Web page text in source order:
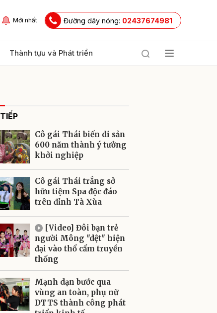
Mới nhất Đường dây nóng: 02437674981
Thành tựu và Phát triển
Cô gái Thái biến di sản
600 năm thành ý tưởng
khởi nghiệp
Cô gái Thái trắng sở
hữu tiệm Spa độc đáo
trên đỉnh Tà Xùa
[Video] Đôi bạn trẻ
người Mông "dệt" hiện
đại vào thổ cẩm truyền
thống
Mạnh dạn bước qua
vùng an toàn, phụ nữ
DTTS thành công phát